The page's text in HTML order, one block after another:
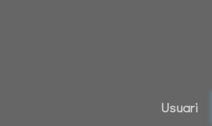
Usuari